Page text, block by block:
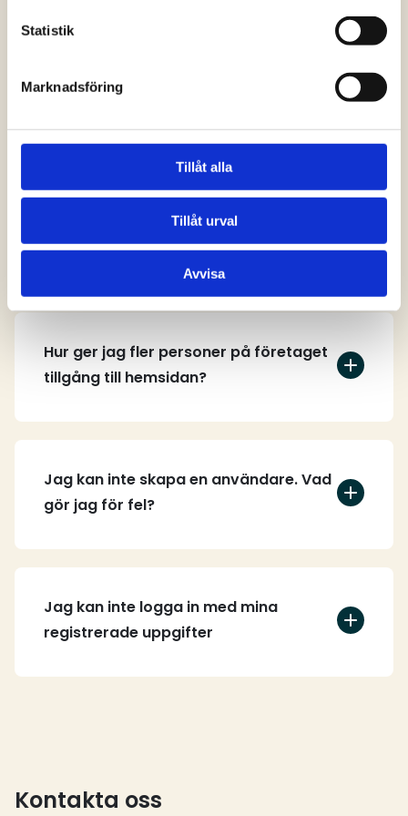
Statistik
Marknadsföring
Tillåt alla
Tillåt urval
Avvisa
hemsidan?
Hur skapar jag ett användarkonto?
Hur ger jag fler personer på företaget
tillgång till hemsidan?
Jag kan inte skapa en användare. Vad
gör jag för fel?
Jag kan inte logga in med mina
registrerade uppgifter
Kontakta oss